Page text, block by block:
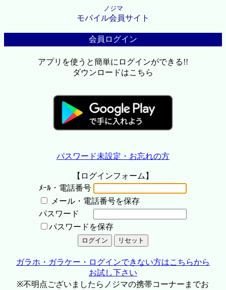
ノジマ
モバイル会員サイト
会員ログイン
アプリを使うと簡単にログインができる!!
ダウンロードはこちら
パスワード未設定・お忘れの方
【ログインフォーム】
ﾒｰﾙ・電話番号
メール・電話番号を保存
パスワード
パスワードを保存
ガラホ・ガラケー・ログインできない方はこちらから
お試し下さい
※不明点ございましたらノジマの携帯コーナーまでお